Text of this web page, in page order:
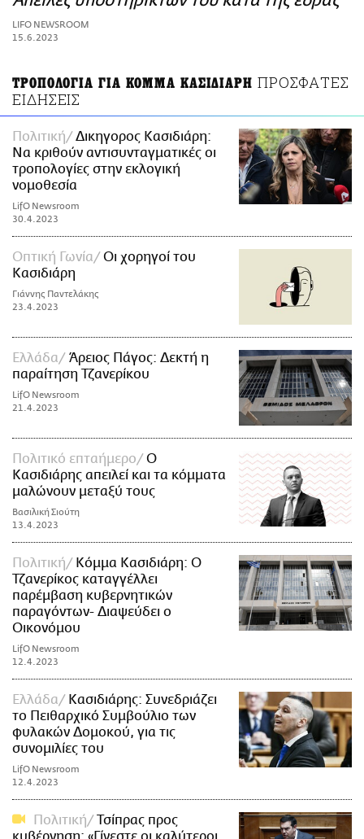
ΑΜΠΑ
PRINT
LIFO NEWSROOM
15.6.2023
ΤΡΟΠΟΛΟΓΙΑ ΓΙΑ ΚΟΜΜΑ ΚΑΣΙΔΙΑΡΗ ΠΡΟΣΦΑΤΕΣ
ΕΙΔΗΣΕΙΣ
Πολιτική
Δικηγορος Κασιδιάρη:
Να κριθούν αντισυνταγματικές οι
τροπολογίες στην εκλογική
νομοθεσία
LifO Newsroom
30.4.2023
Οπτική Γωνία
Οι χορηγοί του
Κασιδιάρη
Γιάννης Παντελάκης
23.4.2023
Ελλάδα
Άρειος Πάγος: Δεκτή η
παραίτηση Τζανερίκου
LifO Newsroom
21.4.2023
Πολιτικό επταήμερο
Ο
Κασιδιάρης απειλεί και τα κόμματα
μαλώνουν μεταξύ τους
Βασιλική Σιούτη
13.4.2023
Πολιτική
Κόμμα Κασιδιάρη: Ο
Τζανερίκος καταγγέλλει
παρέμβαση κυβερνητικών
παραγόντων- Διαψεύδει ο
Οικονόμου
LifO Newsroom
12.4.2023
Ελλάδα
Κασιδιάρης: Συνεδριάζει
το Πειθαρχικό Συμβούλιο των
φυλακών Δομοκού, για τις
συνομιλίες του
LifO Newsroom
12.4.2023
Πολιτική
Τσίπρας προς